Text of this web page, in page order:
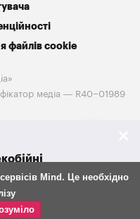
експорт
на 38%
файлів cookie
медіа — R40−01989
Mind. Це необхідно